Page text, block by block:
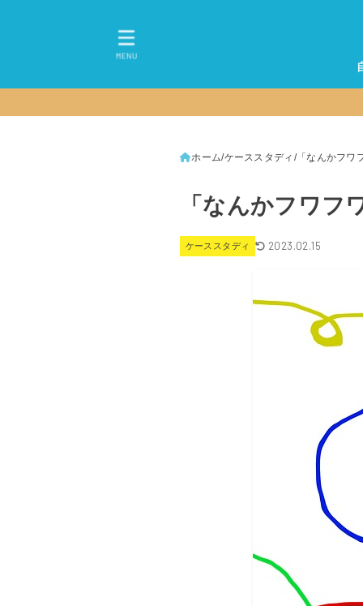
MENU
ホーム ケーススタディ 「なんかフワ
「なんかフワフ
ケーススタディ 2023.02.15